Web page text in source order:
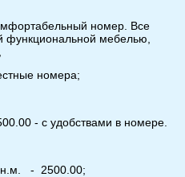
номер. Все
функциональной мебелью,
номера;
- с удобствами в номере.
- 2500.00;